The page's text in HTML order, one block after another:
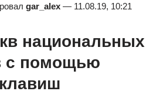
gar_alex — 11.08.19, 10:21
национальных
с помощью